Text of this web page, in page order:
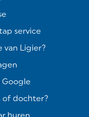
service
van Ligier?
Google
of dochter?